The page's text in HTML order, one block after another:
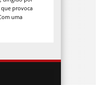
provoca
uma